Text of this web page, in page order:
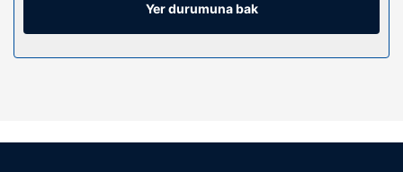
şehir içi telefon görüşmesi imkânlar ve kolaylıklar
Otelin güzelliği
salonu ve otomatik satış makinesi vardır.
Yer durumuna bak